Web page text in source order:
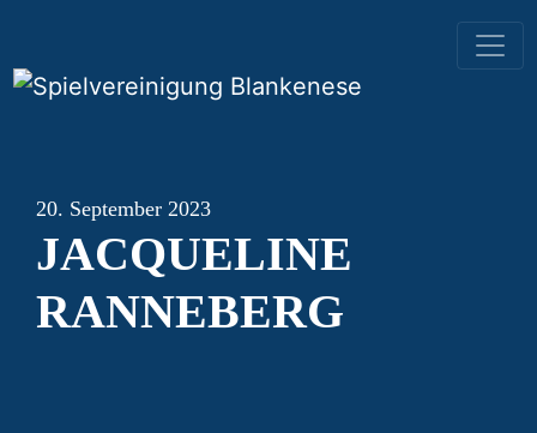
HAUPTNAVIGATION
20. September 2023
JACQUELINE
RANNEBERG